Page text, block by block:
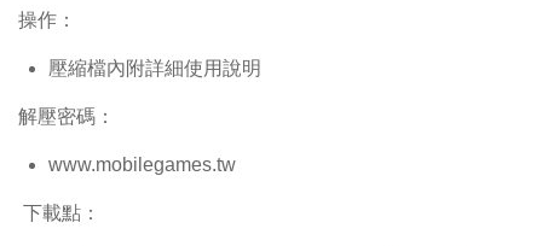
操作：
壓縮檔內附詳細使用說明
解壓密碼：
www.mobilegames.tw
下載點：